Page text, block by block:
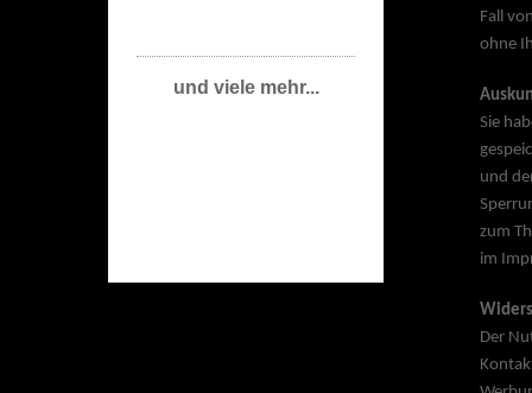
und viele mehr...
Fall
ohne
Sie
und
zum
im
Der